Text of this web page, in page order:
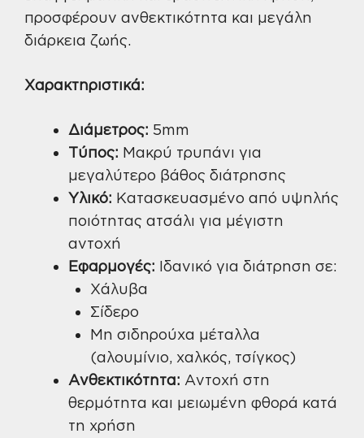
προσφέρουν ανθεκτικότητα και μεγάλη
διάρκεια ζωής.
Χαρακτηριστικά:
Διάμετρος: 5mm
Τύπος: Μακρύ τρυπάνι για
μεγαλύτερο βάθος διάτρησης
Υλικό: Κατασκευασμένο από υψηλής
ποιότητας ατσάλι για μέγιστη
αντοχή
Εφαρμογές: Ιδανικό για διάτρηση σε:
Χάλυβα
Σίδερο
Μη σιδηρούχα μέταλλα
(αλουμίνιο, χαλκός, τσίγκος)
Ανθεκτικότητα: Αντοχή στη
θερμότητα και μειωμένη φθορά κατά
τη χρήση